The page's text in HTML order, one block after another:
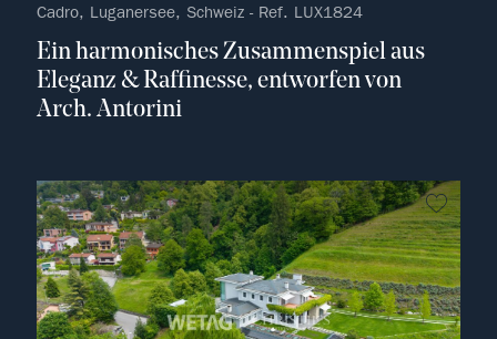
Cadro, Luganersee, Schweiz - Ref. LUX1824
Ein harmonisches Zusammenspiel aus
Eleganz & Raffinesse, entworfen von
Arch. Antorini
kein